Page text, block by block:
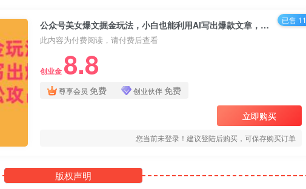
公众号美女爆文掘金玩法，小白也能利用AI写出爆款文章，AI助力轻松攻占公众号流量主【揭秘】
此内容为付费阅读，请付费后查看
创业金 8.8
尊享会员 免费 创业伙伴免费
立即购买
您当前未登录！建议登陆后购买，可保存购买订单
已售 11
版权声明